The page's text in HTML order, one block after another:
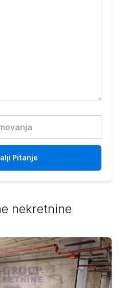
Pitanje
nekretnine